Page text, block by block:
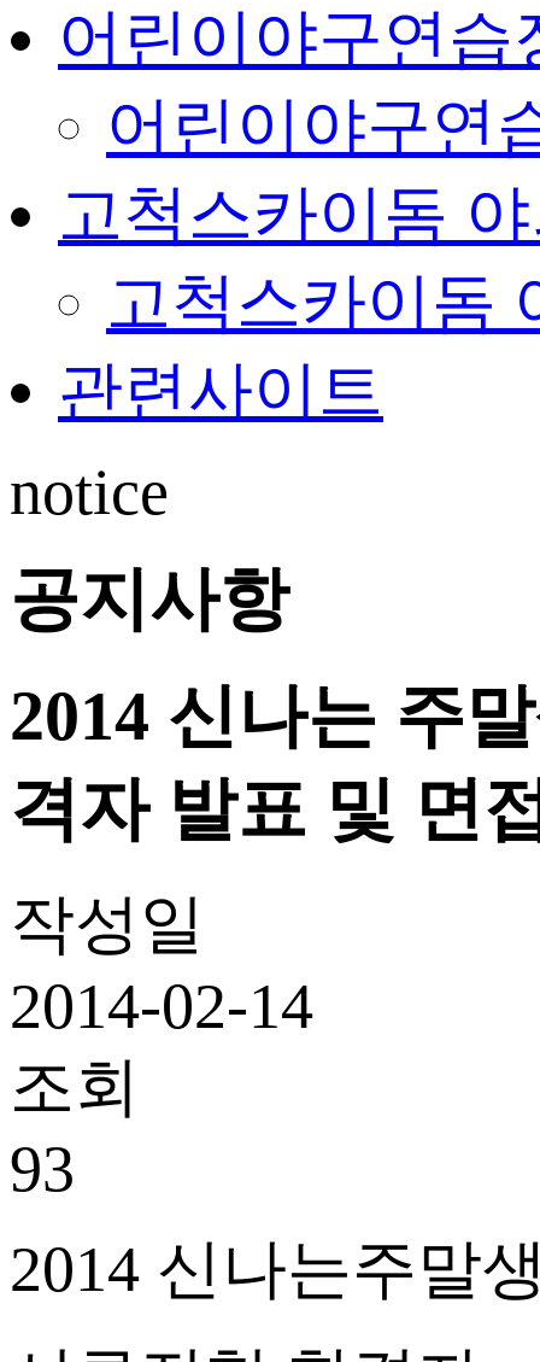
어린이야구연습
어린이야구연
고척스카이돔
고척스카이돔
관련사이트
notice
공지사항
2014 신나는 주
격자 발표 및 면
작성일
2014-02-14
조회
93
2014 신나는주말